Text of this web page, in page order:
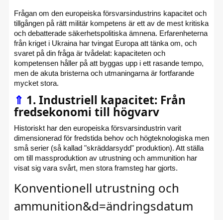
Frågan om den europeiska försvarsindustrins kapacitet och
tillgången på rätt militär kompetens är ett av de mest kritiska
och debatterade säkerhetspolitiska ämnena. Erfarenheterna
från kriget i Ukraina har tvingat Europa att tänka om, och
svaret på din fråga är tvådelat: kapaciteten och
kompetensen håller på att byggas upp i ett rasande tempo,
men de akuta bristerna och utmaningarna är fortfarande
mycket stora.
⇑ 1. Industriell kapacitet: Från
fredsekonomi till högvarv
Historiskt har den europeiska försvarsindustrin varit
dimensionerad för fredstida behov och högteknologiska men
små serier (så kallad "skräddarsydd" produktion). Att ställa
om till massproduktion av utrustning och ammunition har
visat sig vara svårt, men stora framsteg har gjorts.
Konventionell utrustning och
ammunition&d=ändringsdatum